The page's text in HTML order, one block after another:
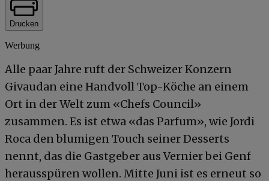
Drucken
Werbung
Alle paar Jahre ruft der Schweizer Konzern
Givaudan eine Handvoll Top-Köche an einem
Ort in der Welt zum «Chefs Council»
zusammen. Es ist etwa «das Parfum», wie Jordi
Roca den blumigen Touch seiner Desserts
nennt, das die Gastgeber aus Vernier bei Genf
herausspüren wollen. Mitte Juni ist es erneut so